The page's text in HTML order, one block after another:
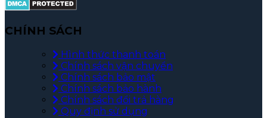
CHÍNH SÁCH
Hình thức thanh toán
Chính sách vận chuyển
Chính sách bảo mật
Chính sách bảo hành
Chính sách đổi trả hàng
Quy định sử dụng